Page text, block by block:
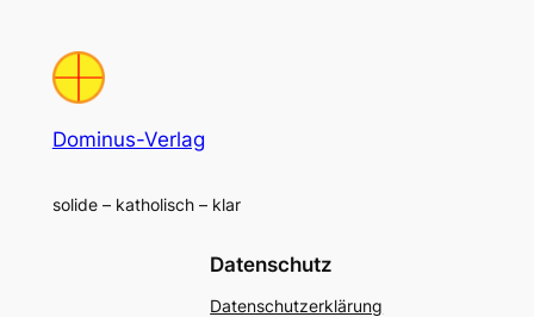
Dominus-Verlag
solide – katholisch – klar
Datenschutz
Datenschutzerklärung